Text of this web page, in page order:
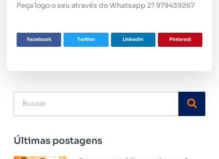
Peça logo o seu através doWhatsapp 21 979439267
Facebook Twitter LinkedIn Pinterest
Últimas postagens